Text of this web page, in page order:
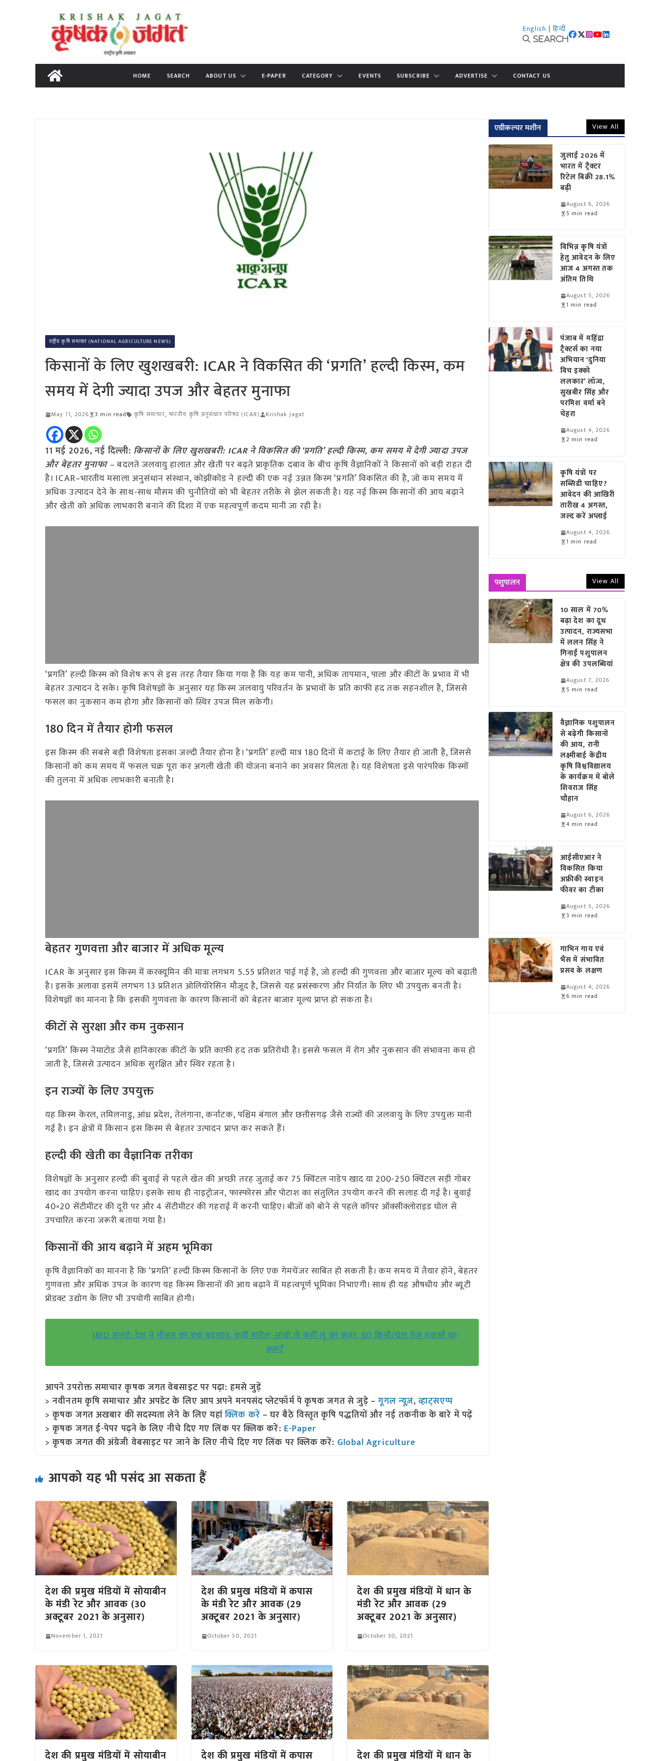
content
English | हिन्दी
Search
HOME SEARCH ABOUT US E-PAPER CATEGORY EVENTS SUBSCRIBE ADVERTISE CONTACT US
राष्ट्रीय कृषि समाचार (NATIONAL AGRICULTURE NEWS)
किसानों के लिए खुशखबरी: ICAR ने विकसित की ‘प्रगति’ हल्दी किस्म, कम
समय में देगी ज्यादा उपज और बेहतर मुनाफा
May 11, 2026 3 min read कृषि समाचार,भारतीय कृषि अनुसंधान परिषद (ICAR) Krishak Jagat
11 मई 2026, नई दिल्ली: किसानों के लिए खुशखबरी: ICAR ने विकसित की ‘प्रगति’ हल्दी किस्म, कम समय में देगी ज्यादा उपज
और बेहतर मुनाफा –बदलते जलवायु हालात और खेती पर बढ़ते प्राकृतिक दबाव के बीच कृषि वैज्ञानिकों ने किसानों को बड़ी राहत दी
है। ICAR–भारतीय मसाला अनुसंधान संस्थान, कोझीकोड ने हल्दी की एक नई उन्नत किस्म ‘प्रगति’ विकसित की है, जो कम समय में
अधिक उत्पादन देने के साथ-साथ मौसम की चुनौतियों को भी बेहतर तरीके से झेल सकती है। यह नई किस्म किसानों की आय बढ़ाने
और खेती को अधिक लाभकारी बनाने की दिशा में एक महत्वपूर्ण कदम मानी जा रही है।
‘प्रगति’ हल्दी किस्म को विशेष रूप से इस तरह तैयार किया गया है कि यह कम पानी, अधिक तापमान, पाला और कीटों के प्रभाव में भी
बेहतर उत्पादन दे सके। कृषि विशेषज्ञों के अनुसार यह किस्म जलवायु परिवर्तन के प्रभावों के प्रति काफी हद तक सहनशील है, जिससे
फसल का नुकसान कम होगा और किसानों को स्थिर उपज मिल सकेगी।
180 दिन में तैयार होगी फसल
इस किस्म की सबसे बड़ी विशेषता इसका जल्दी तैयार होना है। ‘प्रगति’ हल्दी मात्र 180 दिनों में कटाई के लिए तैयार हो जाती है, जिससे
किसानों को कम समय में फसल चक्र पूरा कर अगली खेती की योजना बनाने का अवसर मिलता है। यह विशेषता इसे पारंपरिक किस्मों
की तुलना में अधिक लाभकारी बनाती है।
बेहतर गुणवत्ता और बाजार में अधिक मूल्य
ICAR के अनुसार इस किस्म में करक्यूमिन की मात्रा लगभग 5.55 प्रतिशत पाई गई है, जो हल्दी की गुणवत्ता और बाजार मूल्य को बढ़ाती
है। इसके अलावा इसमें लगभग 13 प्रतिशत ओलियोरेसिन मौजूद है, जिससे यह प्रसंस्करण और निर्यात के लिए भी उपयुक्त बनती है।
विशेषज्ञों का मानना है कि इसकी गुणवत्ता के कारण किसानों को बेहतर बाजार मूल्य प्राप्त हो सकता है।
कीटों से सुरक्षा और कम नुकसान
‘प्रगति’ किस्म नेमाटोड जैसे हानिकारक कीटों के प्रति काफी हद तक प्रतिरोधी है। इससे फसल में रोग और नुकसान की संभावना कम हो
जाती है, जिससे उत्पादन अधिक सुरक्षित और स्थिर रहता है।
इन राज्यों के लिए उपयुक्त
यह किस्म केरल, तमिलनाडु, आंध्र प्रदेश, तेलंगाना, कर्नाटक, पश्चिम बंगाल और छत्तीसगढ़ जैसे राज्यों की जलवायु के लिए उपयुक्त मानी
गई है। इन क्षेत्रों में किसान इस किस्म से बेहतर उत्पादन प्राप्त कर सकते हैं।
हल्दी की खेती का वैज्ञानिक तरीका
विशेषज्ञों के अनुसार हल्दी की बुवाई से पहले खेत की अच्छी तरह जुताई कर 75 क्विंटल नाडेप खाद या 200-250 क्विंटल सड़ी गोबर
खाद का उपयोग करना चाहिए। इसके साथ ही नाइट्रोजन, फास्फोरस और पोटाश का संतुलित उपयोग करने की सलाह दी गई है। बुवाई
40×20 सेंटीमीटर की दूरी पर और 4 सेंटीमीटर की गहराई में करनी चाहिए। बीजों को बोने से पहले कॉपर ऑक्सीक्लोराइड घोल से
उपचारित करना जरूरी बताया गया है।
किसानों की आय बढ़ाने में अहम भूमिका
कृषि वैज्ञानिकों का मानना है कि ‘प्रगति’ हल्दी किस्म किसानों के लिए एक गेमचेंजर साबित हो सकती है। कम समय में तैयार होने, बेहतर
गुणवत्ता और अधिक उपज के कारण यह किस्म किसानों की आय बढ़ाने में महत्वपूर्ण भूमिका निभाएगी। साथ ही यह औषधीय और ब्यूटी
प्रोडक्ट उद्योग के लिए भी उपयोगी साबित होगी।
IMD अलर्ट: देश में मौसम का बड़ा बदलाव, कहीं बारिश-आंधी तो कहीं लू का कहर, 60 किमी/घंटा तेज हवाओं का
अलर्ट
आपने उपरोक्त समाचार कृषक जगत वेबसाइट पर पढ़ा: हमसे जुड़ें
> नवीनतम कृषि समाचार और अपडेट के लिए आप अपने मनपसंद प्लेटफॉर्म पे कृषक जगत से जुड़े –गूगल न्यूज़,व्हाट्सएप्प
> कृषक जगत अखबार की सदस्यता लेने के लिए यहांक्लिक करें – घर बैठे विस्तृत कृषि पद्धतियों और नई तकनीक के बारे में पढ़ें
> कृषक जगत ई-पेपर पढ़ने के लिए नीचे दिए गए लिंक पर क्लिक करें: E-Paper
> कृषक जगत की अंग्रेजी वेबसाइट पर जाने के लिए नीचे दिए गए लिंक पर क्लिक करें: Global Agriculture
आपको यह भी पसंद आ सकता हैं
देश की प्रमुख मंडियों में सोयाबीन
के मंडी रेट और आवक (30
अक्टूबर 2021 के अनुसार)
November 1, 2021
देश की प्रमुख मंडियों में कपास
के मंडी रेट और आवक (29
अक्टूबर 2021 के अनुसार)
October 30, 2021
देश की प्रमुख मंडियों में धान के
मंडी रेट और आवक (29
अक्टूबर 2021 के अनुसार)
October 30, 2021
देश की प्रमुख मंडियों में सोयाबीन देश की प्रमुख मंडियों में कपास देश की प्रमुख मंडियों में धान के
एग्रीकल्चर मशीन View All
जुलाई 2026 में
भारत में ट्रैक्टर
रिटेल बिक्री 28.1%
बढ़ी
August 6, 2026
5 min read
विभिन्न कृषि यंत्रों
हेतु आवेदन के लिए
आज 4 अगस्त तक
अंतिम तिथि
August 5, 2026
1 min read
पंजाब में महिंद्रा
ट्रैक्टर्स का नया
अभियान ‘दुनिया
विच इक्को
ललकार’ लॉन्च,
सुखबीर सिंह और
परमिश वर्मा बने
चेहरा
August 4, 2026
2 min read
कृषि यंत्रों पर
सब्सिडी चाहिए?
आवेदन की आखिरी
तारीख 4 अगस्त,
जल्द करें अप्लाई
August 4, 2026
1 min read
पशुपालन View All
10 साल में 70%
बढ़ा देश का दूध
उत्पादन, राज्यसभा
में ललन सिंह ने
गिनाईं पशुपालन
क्षेत्र की उपलब्धियां
August 7, 2026
5 min read
वैज्ञानिक पशुपालन
से बढ़ेगी किसानों
की आय, रानी
लक्ष्मीबाई केंद्रीय
कृषि विश्वविद्यालय
के कार्यक्रम में बोले
शिवराज सिंह
चौहान
August 6, 2026
4 min read
आईसीएआर ने
विकसित किया
अफ्रीकी स्वाइन
फीवर का टीका
August 5, 2026
3 min read
गाभिन गाय एवं
भैंस में संभावित
प्रसव के लक्षण
August 4, 2026
6 min read